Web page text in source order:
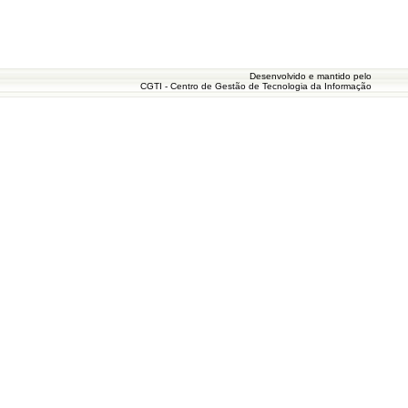
Desenvolvido e mantido pelo
CGTI - Centro de Gestão de Tecnologia da Informação